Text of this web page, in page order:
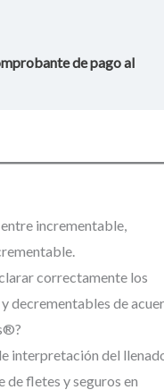
de pago al
incrementable,
correctamente los
decrementables de
interpretación del
de fletes y seguros en